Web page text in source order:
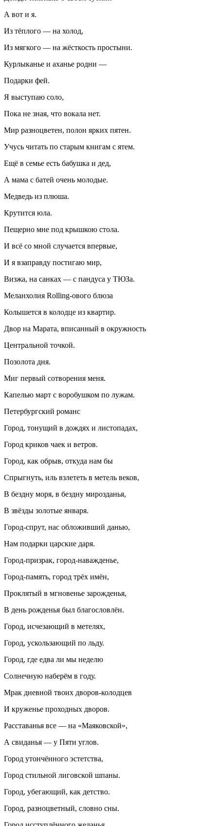
А вот и я.
Из тёплого — на холод,
Из мягкого — на жёсткость простыни.
Курлыканье и аханье родни —
Подарки фей.
Я выступаю соло,
Пока не зная, что вокала нет.
Мир разноцветен, полон ярких пятен.
Учусь читать по старым книгам с ятем.
Ещё в семье есть бабушка и дед,
А мама с батей очень молодые.
Медведь из плюша.
Крутится юла.
Пещерно мне под крышкою стола.
И всё со мной случается впервые,
И я взаправду постигаю мир,
Визжа, на санках — с пандуса у ТЮЗа.
Меланхолия Rolling-ового блюза
Колышется в колодце из квартир.
Двор на Марата, вписанный в окружность
Центральной точкой.
Позолота дня.
Миг первый сотворения меня.
Капелью март с воробушком по лужам.
Петербургский романс
Город, тонущий в дождях и листопадах,
Город криков чаек и ветров.
Город, как обрыв, откуда нам бы
Спрыгнуть, иль взлететь в метель веков,
В бездну моря, в бездну мирозданья,
В звёзды золотые января.
Город-спрут, нас обложивший данью,
Нам подарки царские даря.
Город-призрак, город-наважденье,
Город-память, город трёх имён,
Проклятый в мгновенье зарожденья,
В день рожденья был благословлён.
Город, исчезающий в метелях,
Город, ускользающий по льду.
Город, где едва ли мы неделю
Солнечную наберём в году.
Мрак дневной твоих дворов-колодцев
И круженье проходных дворов.
Расставанья все — на «Маяковской»,
А свиданья — у Пяти углов.
Город утончённого эстетства,
Город стильной лиговской шпаны.
Город, убегающий, как детство.
Город, разноцветный, словно сны.